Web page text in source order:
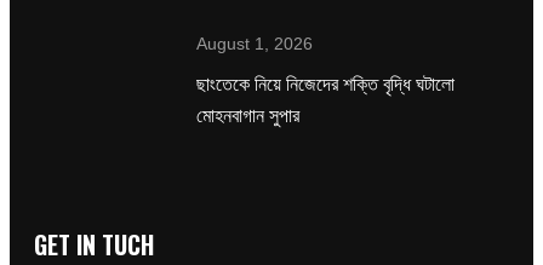
August 1, 2026
ছাংতেকে নিয়ে নিজেদের শক্তি বৃদ্ধি ঘটালো
মোহনবাগান সুপার
GET IN TUCH